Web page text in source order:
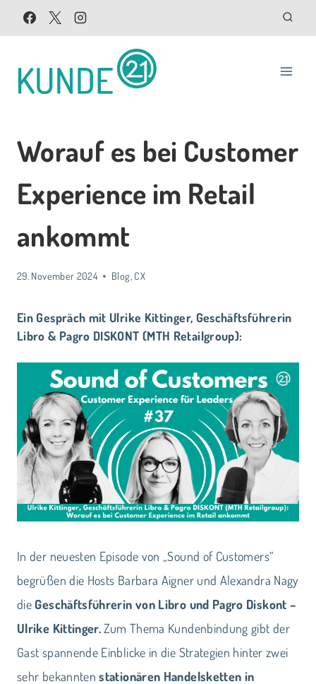
Inhalt
Worauf es bei Customer
Experience im Retail
ankommt
29. November 2024 Blog, CX
Ein Gespräch mit Ulrike Kittinger, Geschäftsführerin
Libro & Pagro DISKONT (MTH Retailgroup):
In der neuesten Episode von „Sound of Customers“
begrüßen die Hosts Barbara Aigner und Alexandra Nagy
die Geschäftsführerin von Libro und Pagro Diskont –
Ulrike Kittinger.Zum Thema Kundenbindung gibt der
Gast spannende Einblicke in die Strategien hinter zwei
sehr bekanntenstationären Handelsketten in